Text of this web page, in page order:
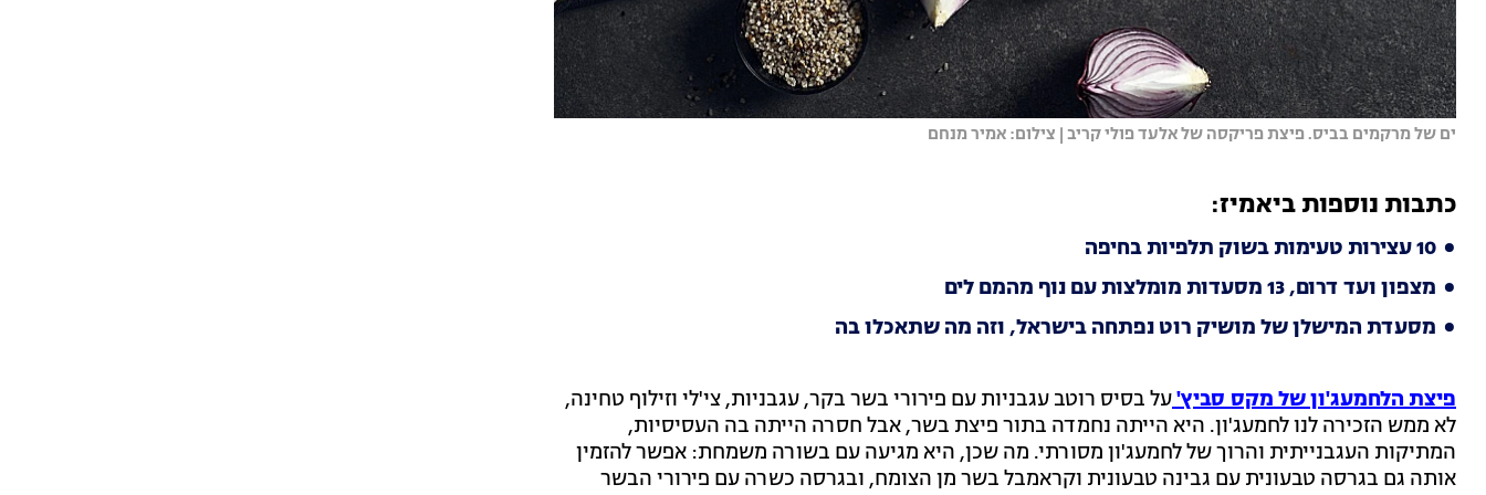
ים של מרקמים בביס. פיצת פריקסה של אלעד פולי קריב | צילום: אמיר מנחם
כתבות נוספות ביאמיז:
10 עצירות טעימות בשוק תלפיות בחיפה
מצפון ועד דרום, 13 מסעדות מומלצות עם נוף מהמם לים
מסעדת המישלן של מושיק רוט נפתחה בישראל, וזה מה שתאכלו בה
פיצת הלחמעג'ון של מקס סביץ'על בסיס רוטב עגבניות עם פירורי בשר בקר, עגבניות, צי'לי וזילוף טחינה,
לא ממש הזכירה לנו לחמעג'ון. היא הייתה נחמדה בתור פיצת בשר, אבל חסרה הייתה בה העסיסיות,
המתיקות העגבנייתית והרוך של לחמעג'ון מסורתי. מה שכן, היא מגיעה עם בשורה משמחת: אפשר להזמין
אותה גם בגרסה טבעונית עם גבינה טבעונית וקראמבל בשר מן הצומח, ובגרסה כשרה עם פירורי הבשר